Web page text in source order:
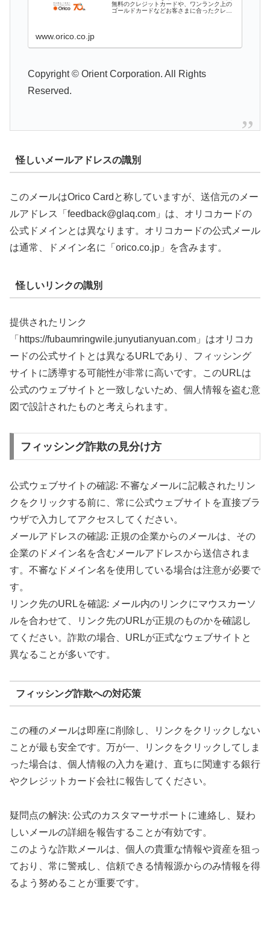
無料のクレジットカードや、ワンランク上の
ゴールドカードなどお客さまに合ったクレジ
www.orico.co.jp
Copyright © Orient Corporation. All Rights
Reserved.
怪しいメールアドレスの識別
このメールはOrico Cardと称していますが、送信元のメー
ルアドレス「feedback@glaq.com」は、オリコカードの
公式ドメインとは異なります。オリコカードの公式メール
は通常、ドメイン名に「orico.co.jp」を含みます。
怪しいリンクの識別
提供されたリンク
「https://fubaumringwile.junyutianyuan.com」はオリコカ
ードの公式サイトとは異なるURLであり、フィッシング
サイトに誘導する可能性が非常に高いです。このURLは
公式のウェブサイトと一致しないため、個人情報を盗む意
図で設計されたものと考えられます。
フィッシング詐欺の見分け方
公式ウェブサイトの確認: 不審なメールに記載されたリン
クをクリックする前に、常に公式ウェブサイトを直接ブラ
ウザで入力してアクセスしてください。
メールアドレスの確認: 正規の企業からのメールは、その
企業のドメイン名を含むメールアドレスから送信されま
す。不審なドメイン名を使用している場合は注意が必要で
す。
リンク先のURLを確認: メール内のリンクにマウスカーソ
ルを合わせて、リンク先のURLが正規のものかを確認し
てください。詐欺の場合、URLが正式なウェブサイトと
異なることが多いです。
フィッシング詐欺への対応策
この種のメールは即座に削除し、リンクをクリックしない
ことが最も安全です。万が一、リンクをクリックしてしま
った場合は、個人情報の入力を避け、直ちに関連する銀行
やクレジットカード会社に報告してください。
疑問点の解決: 公式のカスタマーサポートに連絡し、疑わ
しいメールの詳細を報告することが有効です。
このような詐欺メールは、個人の貴重な情報や資産を狙っ
ており、常に警戒し、信頼できる情報源からのみ情報を得
るよう努めることが重要です。